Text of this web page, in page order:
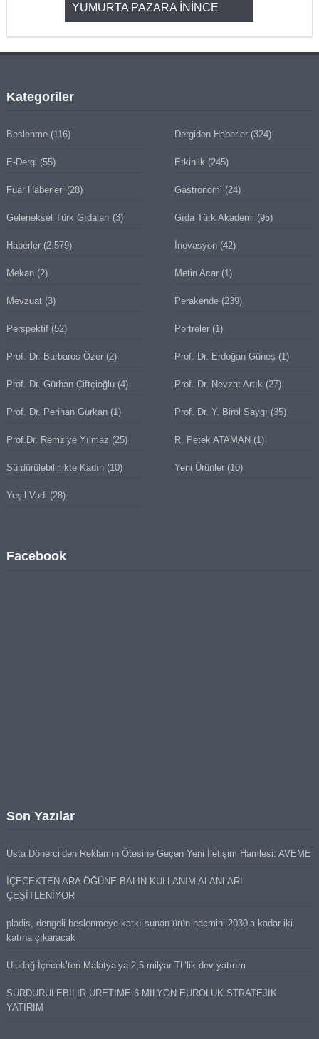
YUMURTA PAZARA İNİNCE
Kategoriler
Beslenme(116) Dergiden Haberler (324)
E-Dergi (55) Etkinlik (245)
Fuar Haberleri (28) Gastronomi (24)
Geleneksel Türk Gıdaları (3) Gıda Türk Akademi (95)
Haberler(2.579) İnovasyon (42)
Mekan(2) Metin Acar (1)
Mevzuat(3) Perakende (239)
Perspektif(52) Portreler (1)
Prof. Dr. Barbaros Özer(2) Prof. Dr. Erdoğan Güneş (1)
Prof. Dr. Gürhan Çiftçioğlu(4) Prof. Dr. Nevzat Artık (27)
Prof. Dr. Perihan Gürkan(1) Prof. Dr. Y. Birol Saygı (35)
Prof.Dr. Remziye Yılmaz (25) R. Petek ATAMAN (1)
Sürdürülebilirlikte Kadın(10) Yeni Ürünler (10)
Yeşil Vadi (28)
Facebook
Son Yazılar
Usta Dönerci’den Reklamın Ötesine Geçen Yeni İletişim Hamlesi: AVEME
İÇECEKTEN ARA ÖĞÜNE BALIN KULLANIM ALANLARI
ÇEŞİTLENİYOR
pladis, dengeli beslenmeye katkı sunan ürün hacmini 2030’a kadar iki
katına çıkaracak
Uludağ İçecek’ten Malatya’ya 2,5 milyar TL’lik dev yatırım
SÜRDÜRÜLEBİLİR ÜRETİME 6 MİLYON EUROLUK STRATEJİK
YATIRIM